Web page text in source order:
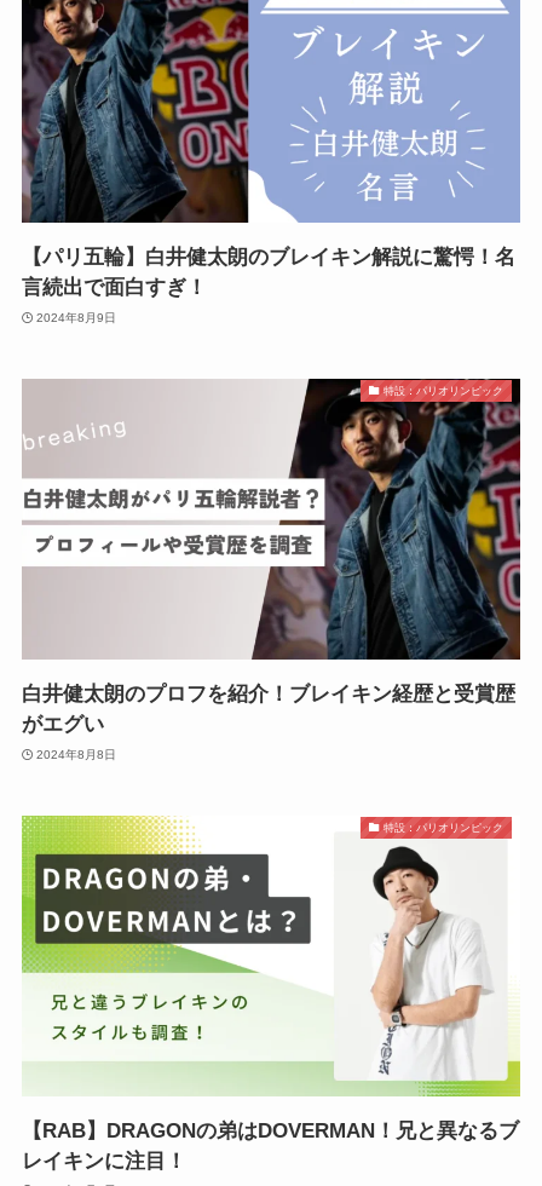
【パリ五輪】白井健太朗のブレイキン解説に驚愕！名
言続出で面白すぎ！
2024年8月9日
特設：パリオリンピック
白井健太朗のプロフを紹介！ブレイキン経歴と受賞歴
がエグい
2024年8月8日
特設：パリオリンピック
【RAB】DRAGONの弟はDOVERMAN！兄と異なるブ
レイキンに注目！